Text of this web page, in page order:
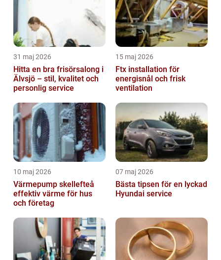
31 maj 2026
Hitta en bra frisörsalong i
Älvsjö – stil, kvalitet och
personlig service
15 maj 2026
Ftx installation för
energisnål och frisk
ventilation
10 maj 2026
Värmepump skellefteå
effektiv värme för hus
och företag
07 maj 2026
Bästa tipsen för en lyckad
Hyundai service